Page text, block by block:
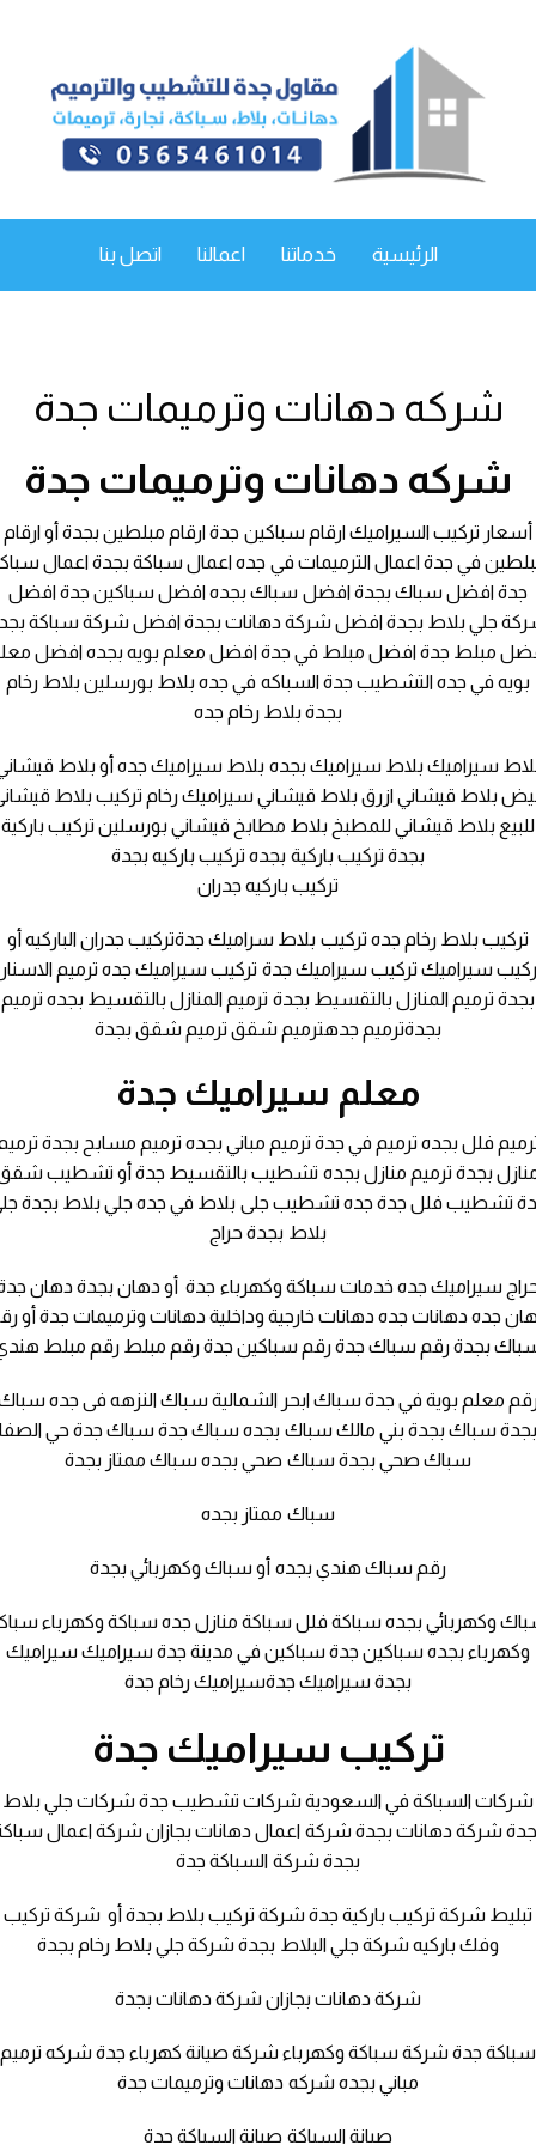
الرئيسية خدماتنا اعمالنا اتصل بنا
شركه دهانات وترميمات جدة
شركه دهانات وترميمات جدة
أسعار تركيب السيراميك ارقام سباكين جدة ارقام مبلطين بجدة أو ارقام
في جدة اعمال الترميمات في جده اعمال سباكة بجدة اعمال
جدة افضل سباك بجدة افضل سباك بجده افضل سباكين جدة افضل
جلي بلاط بجدة افضل شركة دهانات بجدة افضل شركة سباكة
مبلط جدة افضل مبلط في جدة افضل معلم بويه بجده افضل
بويه في جده التشطيب جدة السباكه في جده بلاط بورسلين بلاط رخام
بجدة بلاط رخام جده
سيراميك بلاط سيراميك بجده بلاط سيراميك جده أو بلاط
بلاط قيشاني ازرق بلاط قيشاني سيراميك رخام تركيب بلاط
للبيع بلاط قيشاني للمطبخ بلاط مطابخ قيشاني بورسلين تركيب باركية
بجدة تركيب باركية بجده تركيب باركيه بجدة
تركيب باركيه جدران
تركيب بلاط رخام جده تركيب بلاط سراميك جدةتركيب جدران الباركيه أو
سيراميك تركيب سيراميك جدة تركيب سيراميك جده ترميم
بجدة ترميم المنازل بالتقسيط بجدة ترميم المنازل بالتقسيط بجده ترميم
بجدةترميم جدهترميم شقق ترميم شقق بجدة
معلم سيراميك جدة
فلل بجده ترميم في جدة ترميم مباني بجده ترميم مسابح بجدة
بجدة ترميم منازل بجده تشطيب بالتقسيط جدة أو تشطيب
تشطيب فلل جدة جده تشطيب جلى بلاط في جده جلي بلاط بجدة
بلاط بجدة حراج
سيراميك جده خدمات سباكة وكهرباء جدة أو دهان بجدة دهان
جده دهانات جده دهانات خارجية وداخلية دهانات وترميمات جدة أو
بجدة رقم سباك جدة رقم سباكين جدة رقم مبلط رقم مبلط
معلم بوية في جدة سباك ابحر الشمالية سباك النزهه فى جده
بجدة سباك بجدة بني مالك سباك بجده سباك جدة سباك جدة حي الصفا
سباك صحي بجدة سباك صحي بجده سباك ممتاز بجدة
سباك ممتاز بجده
رقم سباك هندي بجده أو سباك وكهربائي بجدة
وكهربائي بجده سباكة فلل سباكة منازل جده سباكة وكهرباء
وكهرباء بجده سباكين جدة سباكين في مدينة جدة سيراميك سيراميك
بجدة سيراميك جدةسيراميك رخام جدة
تركيب سيراميك جدة
شركات السباكة في السعودية شركات تشطيب جدة شركات جلي بلاط
شركة دهانات بجدة شركة اعمال دهانات بجازان شركة اعمال
بجدة شركة السباكة جدة
تبليط شركة تركيب باركية جدة شركة تركيب بلاط بجدة أو شركة تركيب
وفك باركيه شركة جلي البلاط بجدة شركة جلي بلاط رخام بجدة
شركة دهانات بجازان شركة دهانات بجدة
سباكة جدة شركة سباكة وكهرباء شركة صيانة كهرباء جدة شركه ترميم
مباني بجده شركه دهانات وترميمات جدة
صيانة السباكة صيانة السباكة جدة